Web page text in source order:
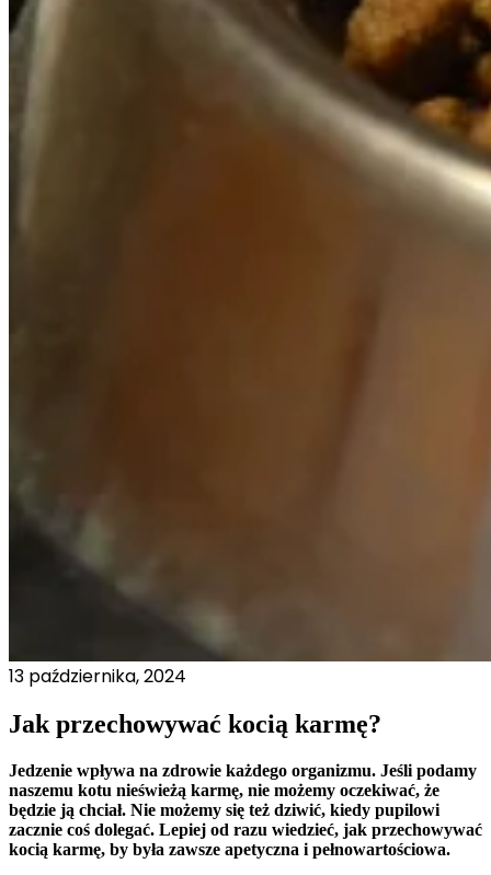
13 października, 2024
Jak przechowywać kocią karmę?
Jedzenie wpływa na zdrowie każdego organizmu. Jeśli podamy
naszemu kotu nieświeżą karmę, nie możemy oczekiwać, że
będzie ją chciał. Nie możemy się też dziwić, kiedy pupilowi
zacznie coś dolegać. Lepiej od razu wiedzieć, jak przechowywać
kocią karmę, by była zawsze apetyczna i pełnowartościowa.